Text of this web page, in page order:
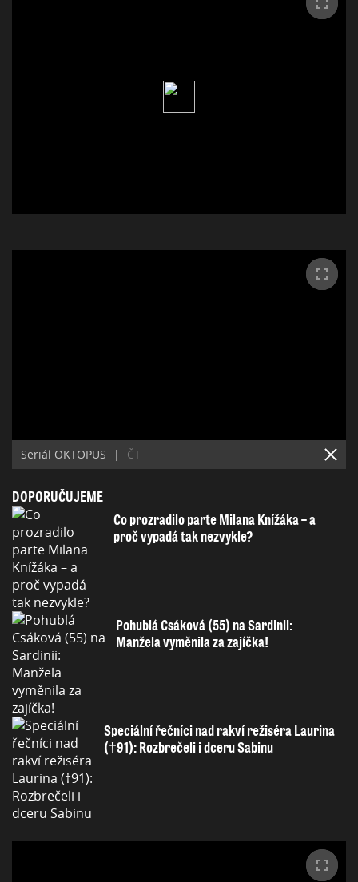
Seriál OKTOPUS | ČT
DOPORUČUJEME
Co prozradilo parte Milana Knížáka – a
proč vypadá tak nezvykle?
Pohublá Csáková (55) na Sardinii:
Manžela vyměnila za zajíčka!
Speciální řečníci nad rakví režiséra Laurina
(†91): Rozbrečeli i dceru Sabinu